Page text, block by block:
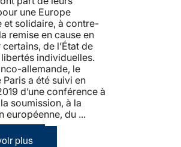
une Europe
et solidaire, à contre-
remise en cause en
de l’État de
individuelles.
allemande, le
a été suivi en
d’une conférence à
soumission, à la
européenne, du ...
plus